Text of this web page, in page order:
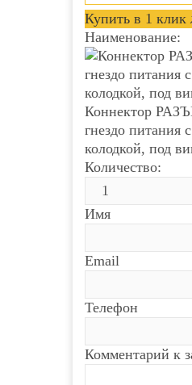
Купить в 1 клик
Наименование:
Коннектор
гнездо питания
колодкой, под
Количество:
Имя
Email
Телефон
Комментарий к